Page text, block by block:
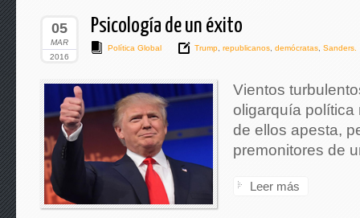
05
MAR
2016
Psicología de un éxito
Política Global Trump republicanos demócratas Sanders.
Vientos
oligarquía política
de ellos apesta,
premonitores de
Leer más